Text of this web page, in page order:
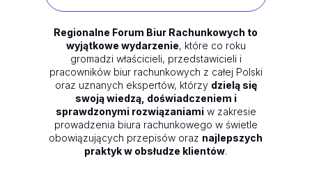
Regionalne Forum Biur Rachunkowych to
wyjątkowe wydarzenie, które co roku
gromadzi właścicieli, przedstawicieli i
pracowników biur rachunkowych z całej Polski
oraz uznanych ekspertów, którzy dzielą się
swoją wiedzą, doświadczeniem i
sprawdzonymi rozwiązaniami w zakresie
prowadzenia biura rachunkowego w świetle
obowiązujących przepisów oraz najlepszych
praktyk w obsłudze klientów.